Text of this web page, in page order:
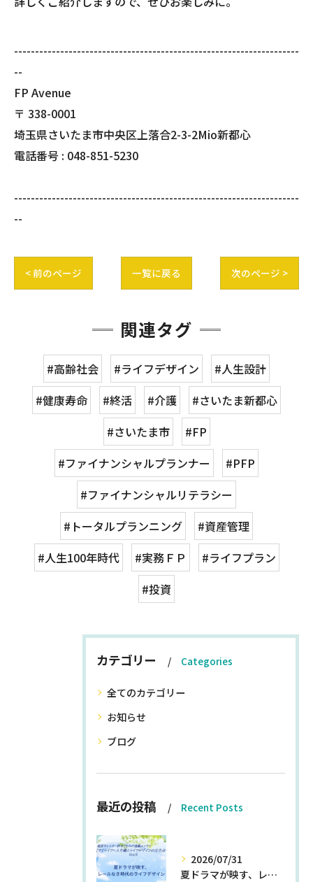
--------------------------------------------------------------------
--
FP Avenue
〒 338-0001
埼玉県さいたま市中央区上落合2-3-2Mio新都心
電話番号 : 048-851-5230
--------------------------------------------------------------------
--
< 前のページ 一覧に戻る 次のページ >
関連タグ
#高齢社会 #ライフデザイン
#人生設計
#健康寿命
#終活 #介護
#さいたま新都心
#さいたま市
#FP
#ファイナンシャルプランナー
#PFP
#ファイナンシャルリテラシー
#トータルプランニング
#資産管理
#人生100年時代
#実務ＦＰ
#ライフプラン
#投資
カテゴリー Categories
全てのカテゴリー
お知らせ
ブログ
最近の投稿 Recent Posts
2026/07/31
夏ドラマが映す、レールなき時代のライフデザイン